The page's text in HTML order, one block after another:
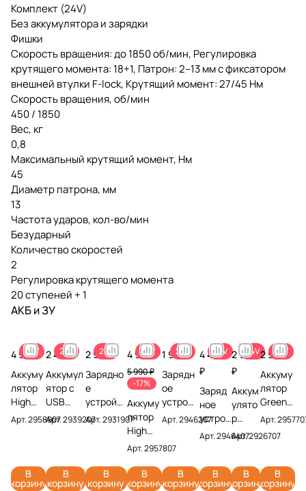
Комплект (24V)
Без аккумулятора и зарядки
Фишки
Скорость вращения: до 1850 об/мин, Регулировка
крутящего момента: 18+1, Патрон: 2–13 мм с фиксатором
внешней втулки F-lock, Крутящий момент: 27/45 Нм
Скорость вращения, об/мин
450 / 1850
Вес, кг
0,8
Максимальный крутящий момент, Нм
45
Диаметр патрона, мм
13
Частота ударов, кол-во/мин
Безударный
Количество скоростей
2
Регулировка крутящего момента
20 ступеней + 1
АКБ и ЗУ
24V
4 990 ₽
Аккуму
лятор
High
Power
Greenw
24V
295890
Арт.2958907
В
корзину
24V
2 490 ₽
Аккумул
ятор с
USB
разъемо
м
G24USB
2 24V
Арт.2939207
В
корзину
24V
2 990 ₽
Зарядно
е
устройст
во на 2
аккумул
rks
G24X2U
Арт.2931907
В
корзину
24V
4 990 ₽
5 990 ₽
-17%
Аккуму
лятор
High
Power
Greenw
orks
G24HP
Арт.2957807
В
корзину
24V
1 990 ₽
Зарядн
ое
устройс
тво-
слайде
р 2А
Greenw
orks
G24UC2
Арт.2946207
В
корзину
24V
4 490
₽
Заряд
ное
устрой
ство
Green
G24C4
24V
Арт.2946407
В
корзину
24V
2 990
₽
Аккум
улято
р
Green
works
2 24V
29267
Арт.2926707
В
корзину
24V
2 990 ₽
Аккуму
лятор
Greenw
orks
High
Power
2 24V
295770
Арт.
В
корзину